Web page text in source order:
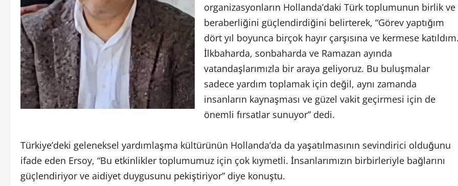
organizasyonların Hollanda’daki Türk toplumunun birlik ve
beraberliğini güçlendirdiğini belirterek, “Görev yaptığım
dört yıl boyunca birçok hayır çarşısına ve kermese
İlkbaharda, sonbaharda ve Ramazan ayında
vatandaşlarımızla bir araya geliyoruz. Bu buluşmalar
sadece yardım toplamak için değil, aynı zamanda
insanların kaynaşması ve güzel vakit geçirmesi için de
önemli fırsatlar sunuyor” dedi.
Türkiye’deki geleneksel yardımlaşma kültürünün Hollanda’da da yaşatılmasının sevindirici olduğunu
ifade eden Ersoy, “Bu etkinlikler toplumumuz için çok kıymetli. İnsanlarımızın birbirleriyle bağlarını
güçlendiriyor ve aidiyet duygusunu pekiştiriyor” diye konuştu.